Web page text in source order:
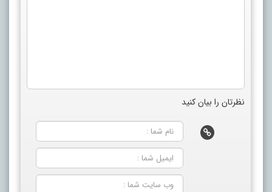
نظرتان را بیان کنید